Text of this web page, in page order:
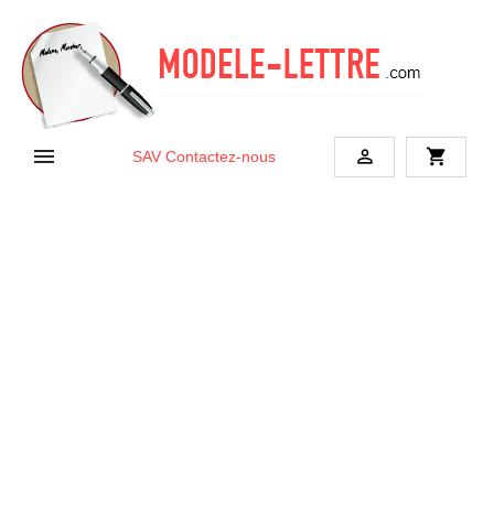
 SAV Contactez-nous  shopping_cart